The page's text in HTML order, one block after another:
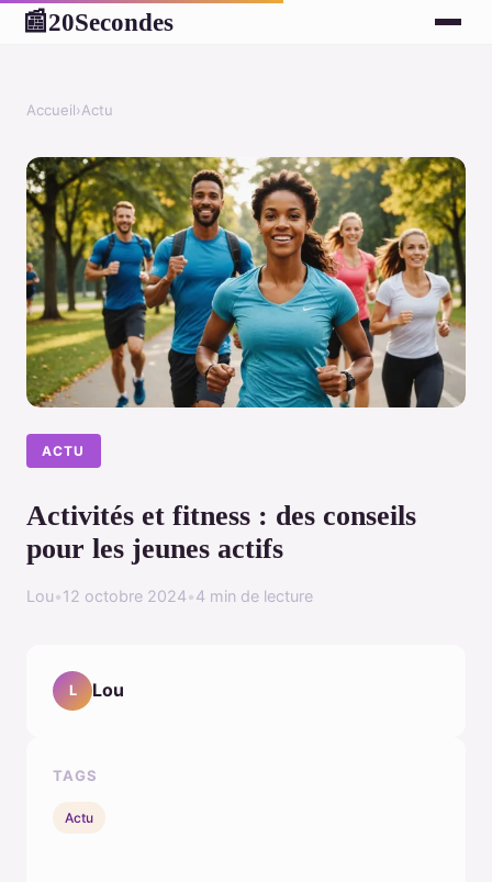
📰20Secondes
Accueil›Actu
ACTU
Activités et fitness : des conseils
pour les jeunes actifs
Lou•12 octobre 2024•4 min de lecture
L Lou
TAGS
Actu